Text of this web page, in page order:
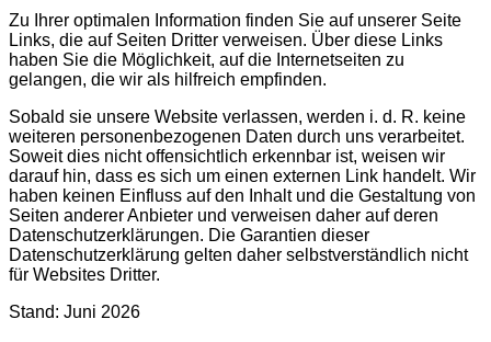
Zu Ihrer optimalen Information finden Sie auf unserer Seite
Links, die auf Seiten Dritter verweisen. Über diese Links
haben Sie die Möglichkeit, auf die Internetseiten zu
gelangen, die wir als hilfreich empfinden.
Sobald sie unsere Website verlassen, werden i. d. R. keine
weiteren personenbezogenen Daten durch uns verarbeitet.
Soweit dies nicht offensichtlich erkennbar ist, weisen wir
darauf hin, dass es sich um einen externen Link handelt. Wir
haben keinen Einfluss auf den Inhalt und die Gestaltung von
Seiten anderer Anbieter und verweisen daher auf deren
Datenschutzerklärungen. Die Garantien dieser
Datenschutzerklärung gelten daher selbstverständlich nicht
für Websites Dritter.
Stand: Juni 2026